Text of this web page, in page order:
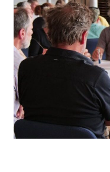
the
left
and
right
arrow
keys
to
access
the
carousel
navigation